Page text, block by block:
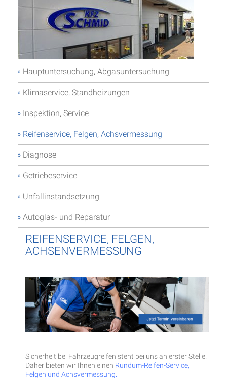
Hauptuntersuchung, Abgasuntersuchung
Klimaservice, Standheizungen
Inspektion, Service
Reifenservice, Felgen, Achsvermessung
Diagnose
Getriebeservice
Unfallinstandsetzung
Autoglas- und Reparatur
REIFENSERVICE, FELGEN,
ACHSENVERMESSUNG
Sicherheit bei Fahrzeugreifen steht bei uns an erster Stelle.
Daher bieten wir Ihnen einen Rundum-Reifen-Service,
Felgen und Achsvermessung.